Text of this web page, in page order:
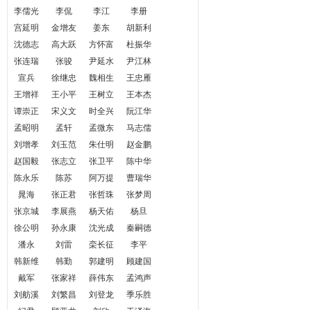
李儒光
李侃 李江
李册
宫延明
金增友 姜东
胡新利
沈德志
高大跃 方怀富
杜振华
张连瑞
张骏 尹延水
尹江林
宣兵
徐继忠 魏相生
王忠雁
王增祥
王小平 王树立
王本杰
谭崇正
宋义文 时全兴
阮江华
孟昭明
孟轩 孟微东
马志儒
刘增孝
刘玉范 朱仕明
赵金鹏
赵国毅
张志立 张卫平
陈中华
陈永乐
陈苏 阿万提
曹瑞华
晁海
张正君 张哲珠
张梦周
张京城
李展燕 杨天佑
杨旦
徐公明
孙永康 沈光成
秦嗣德
潘永
刘雷 栾长征
李平
韩新维
韩勤 郭建明
顾建国
戴军
张家祥 薛伟东
孟鸿声
刘舫溪
刘繁昌 刘登龙
季乐胜